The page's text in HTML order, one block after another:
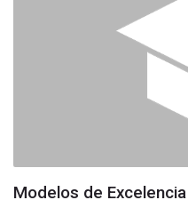
Modelos de Excelencia